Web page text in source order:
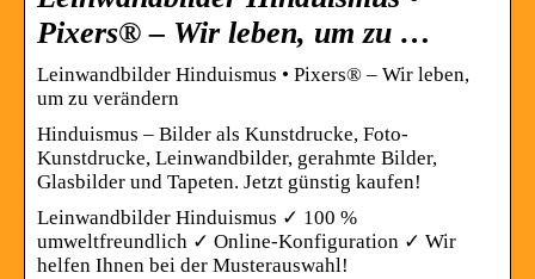
Pixers® – Wir leben, um zu …
Leinwandbilder Hinduismus • Pixers® – Wir leben,
um zu verändern
Hinduismus – Bilder als Kunstdrucke, Foto-
Kunstdrucke, Leinwandbilder, gerahmte Bilder,
Glasbilder und Tapeten. Jetzt günstig kaufen!
Leinwandbilder Hinduismus ✓ 100 %
umweltfreundlich ✓ Online-Konfiguration ✓ Wir
helfen Ihnen bei der Musterauswahl!